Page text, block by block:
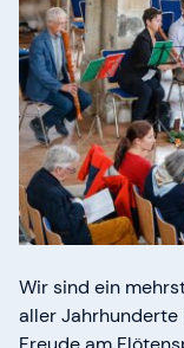
Wir sind ein
aller Jahrhunderte